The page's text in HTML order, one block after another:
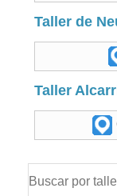
Taller de
Taller